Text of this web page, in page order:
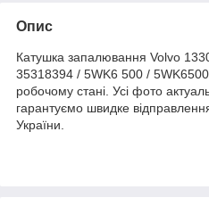
Опис
Катушка запалювання Volvo
35318394 / 5WK6 500 /
робочому стані. Усі фото
гарантуємо швидке
України.